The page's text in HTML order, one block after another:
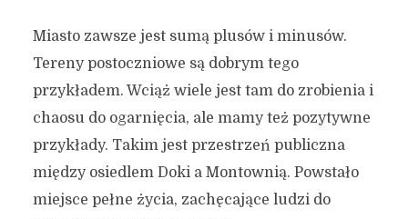
Miasto zawsze jest sumą plusów i minusów.
Tereny postoczniowe są dobrym tego
przykładem. Wciąż wiele jest tam do zrobienia i
chaosu do ogarnięcia, ale mamy też pozytywne
przykłady. Takim jest przestrzeń publiczna
między osiedlem Doki a Montownią. Powstało
miejsce pełne życia, zachęcające ludzi do